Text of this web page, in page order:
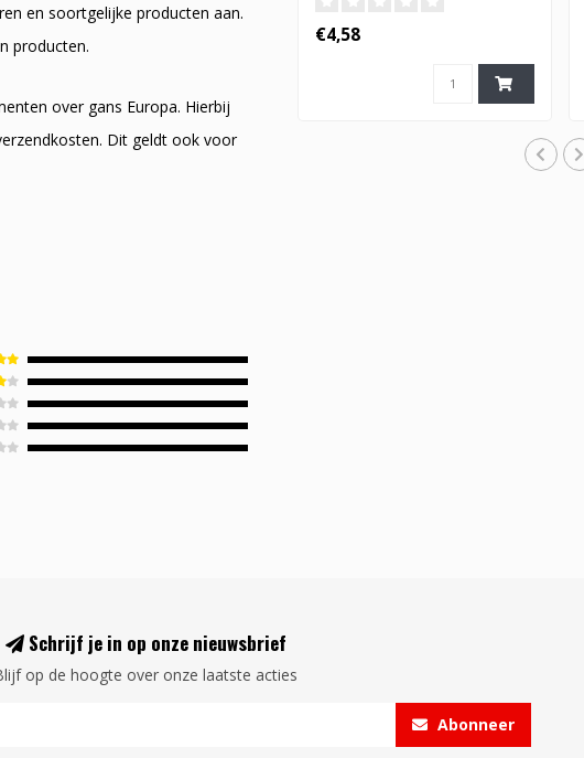
en soortgelijke producten aan.
producten.
over gans Europa. Hierbij
Dit geldt ook voor
€4,58
Schrijf je in op onze nieuwsbrief
op de hoogte over onze laatste acties
Abonneer